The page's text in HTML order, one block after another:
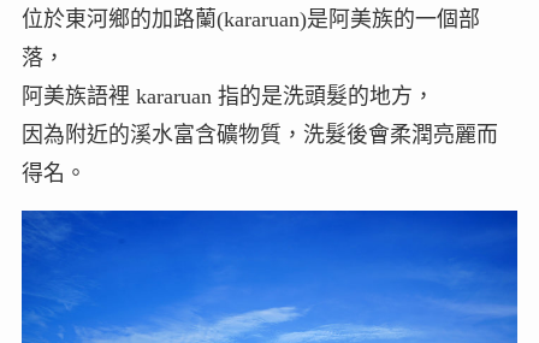
位於東河鄉的加路蘭(kararuan)是阿美族的一個部
落，
阿美族語裡 kararuan 指的是洗頭髮的地方，
因為附近的溪水富含礦物質，洗髮後會柔潤亮麗而
得名。